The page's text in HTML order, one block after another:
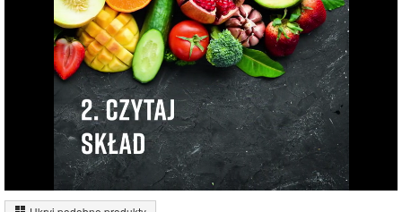
Węglowodany
(4%)
Pozostałe (95%)
95%
Wykres źródeł energii produktu